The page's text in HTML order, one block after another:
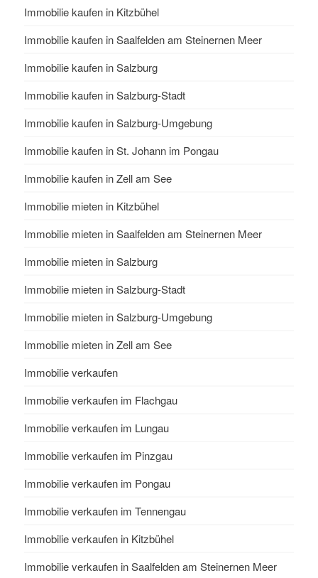
Immobilie kaufen in Kitzbühel
Immobilie kaufen in Saalfelden am Steinernen Meer
Immobilie kaufen in Salzburg
Immobilie kaufen in Salzburg-Stadt
Immobilie kaufen in Salzburg-Umgebung
Immobilie kaufen in St. Johann im Pongau
Immobilie kaufen in Zell am See
Immobilie mieten in Kitzbühel
Immobilie mieten in Saalfelden am Steinernen Meer
Immobilie mieten in Salzburg
Immobilie mieten in Salzburg-Stadt
Immobilie mieten in Salzburg-Umgebung
Immobilie mieten in Zell am See
Immobilie verkaufen
Immobilie verkaufen im Flachgau
Immobilie verkaufen im Lungau
Immobilie verkaufen im Pinzgau
Immobilie verkaufen im Pongau
Immobilie verkaufen im Tennengau
Immobilie verkaufen in Kitzbühel
Immobilie verkaufen in Saalfelden am Steinernen Meer